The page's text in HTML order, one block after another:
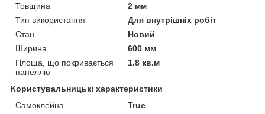
Товщина
2 мм
Тип використання
Для внутрішніх робіт
Стан
Новий
Ширина
600 мм
Площа, що покривається
панеллю
1.8 кв.м
Користувальницькі характеристики
Самоклейна
True